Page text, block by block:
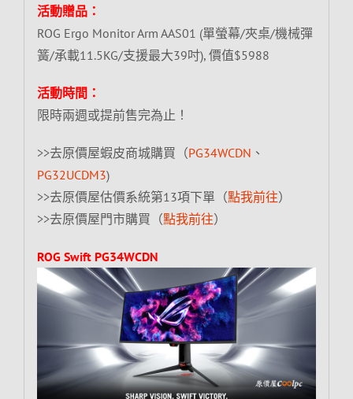
活動贈品：
ROG Ergo Monitor Arm AAS01 (單螢幕/夾桌/機械彈
簧/承載11.5KG/支援最大39吋), 價值$5988
活動時間：
限時兩週或提前售完為止！
>>去原價屋蝦皮商城購買（PG34WCDN 、
PG32UCDM3)
>>去原價屋估價系統第13項下單（點我前往）
>>去原價屋門市購買（點我前往）
ROG Swift PG34WCDN